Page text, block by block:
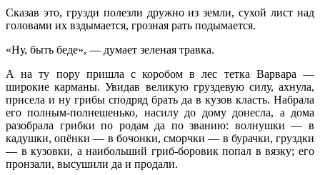
Сказав это, грузди полезли дружно из земли, сухой лист над
головами их вздымается, грозная рать подымается.
«Ну, быть беде», — думает зеленая травка.
А на ту пору пришла с коробом в лес тетка Варвара —
широкие карманы. Увидав великую груздевую силу, ахнула,
присела и ну грибы сподряд брать да в кузов класть. Набрала
его полным-полнешенько, насилу до дому донесла, а дома
разобрала грибки по родам да по званию: волнушки — в
кадушки, опёнки — в бочонки, сморчки — в бурачки, груздки
— в кузовки, а наибольший гриб-боровик попал в вязку; его
пронзали, высушили да и продали.